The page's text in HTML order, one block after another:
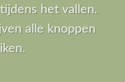
het vallen.
alle knoppen